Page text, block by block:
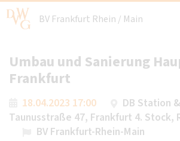
BV Frankfurt Rhein / Main
Umbau und Sanierung
Frankfurt
18.04.2023 17:00
DB Station
Taunusstraße 47, Frankfurt 4. Stock,
BV Frankfurt-Rhein-Main